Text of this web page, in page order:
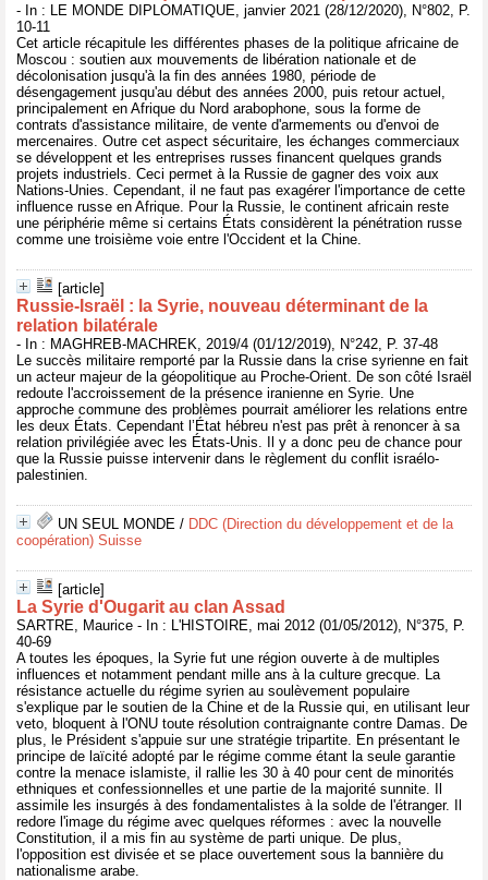
- In : LE MONDE DIPLOMATIQUE, janvier 2021 (28/12/2020), N°802, P.
10-11
Cet article récapitule les différentes phases de la politique africaine de
Moscou : soutien aux mouvements de libération nationale et de
décolonisation jusqu'à la fin des années 1980, période de
désengagement jusqu'au début des années 2000, puis retour actuel,
principalement en Afrique du Nord arabophone, sous la forme de
contrats d'assistance militaire, de vente d'armements ou d'envoi de
mercenaires. Outre cet aspect sécuritaire, les échanges commerciaux
se développent et les entreprises russes financent quelques grands
projets industriels. Ceci permet à la Russie de gagner des voix aux
Nations-Unies. Cependant, il ne faut pas exagérer l'importance de cette
influence russe en Afrique. Pour la Russie, le continent africain reste
une périphérie même si certains États considèrent la pénétration russe
comme une troisième voie entre l'Occident et la Chine.
[article]
Russie-Israël : la Syrie, nouveau déterminant de la
relation bilatérale
- In : MAGHREB-MACHREK, 2019/4 (01/12/2019), N°242, P. 37-48
Le succès militaire remporté par la Russie dans la crise syrienne en fait
un acteur majeur de la géopolitique au Proche-Orient. De son côté Israël
redoute l'accroissement de la présence iranienne en Syrie. Une
approche commune des problèmes pourrait améliorer les relations entre
les deux États. Cependant l’État hébreu n'est pas prêt à renoncer à sa
relation privilégiée avec les États-Unis. Il y a donc peu de chance pour
que la Russie puisse intervenir dans le règlement du conflit israélo-
palestinien.
UN SEUL MONDE / DDC (Direction du développement et de la
coopération) Suisse
[article]
La Syrie d'Ougarit au clan Assad
SARTRE, Maurice - In : L'HISTOIRE, mai 2012 (01/05/2012), N°375, P.
40-69
A toutes les époques, la Syrie fut une région ouverte à de multiples
influences et notamment pendant mille ans à la culture grecque. La
résistance actuelle du régime syrien au soulèvement populaire
s'explique par le soutien de la Chine et de la Russie qui, en utilisant leur
veto, bloquent à l'ONU toute résolution contraignante contre Damas. De
plus, le Président s'appuie sur une stratégie tripartite. En présentant le
principe de laïcité adopté par le régime comme étant la seule garantie
contre la menace islamiste, il rallie les 30 à 40 pour cent de minorités
ethniques et confessionnelles et une partie de la majorité sunnite. Il
assimile les insurgés à des fondamentalistes à la solde de l'étranger. Il
redore l'image du régime avec quelques réformes : avec la nouvelle
Constitution, il a mis fin au système de parti unique. De plus,
l'opposition est divisée et se place ouvertement sous la bannière du
nationalisme arabe.